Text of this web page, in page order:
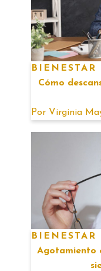
BIENESTAR
Cómo
Por Virginia
BIENESTAR
Agotamiento